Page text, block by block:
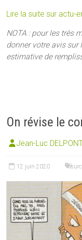
Lire la suite sur actu-
NOTA : pour les très
donner votre avis sur
estimative de
On révise le
Jean-Luc
12 juin 2020